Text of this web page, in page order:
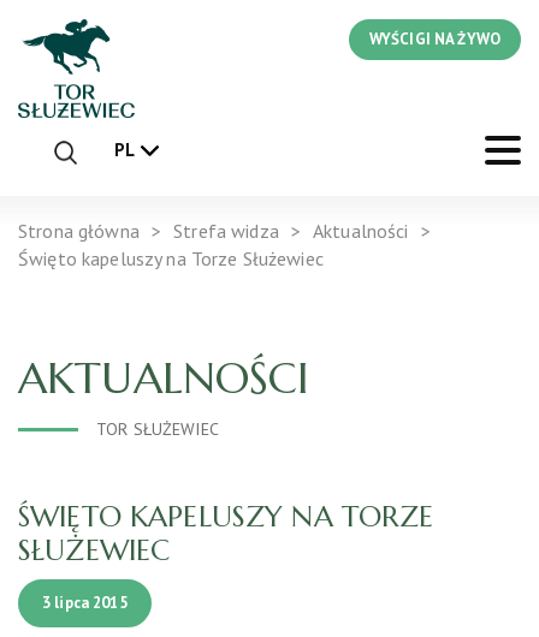
WYŚCIGI NA ŻYWO
PL
Strona główna Strefa widza
Aktualności
Święto kapeluszy na Torze Służewiec
AKTUALNOŚCI
TOR SŁUŻEWIEC
ŚWIĘTO KAPELUSZY NA TORZE
SŁUŻEWIEC
3 lipca 2015